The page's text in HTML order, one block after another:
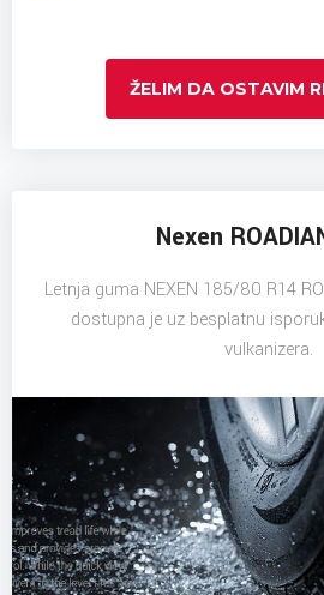
ŽELIM DA OSTAVIM
Nexen
Letnja guma NEXEN 185/80 R14
dostupna je uz besplatnu
vulkanizera.